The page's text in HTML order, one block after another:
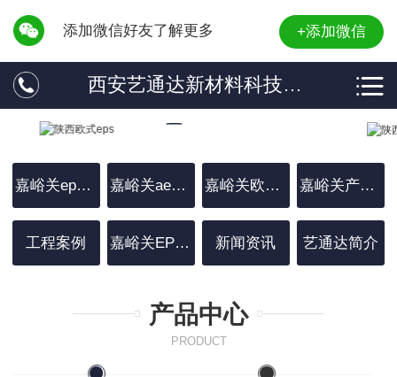
添加微信好友了解更多 +添加微信
西安艺通达新材料科技有限公司
嘉峪关eps装饰线条 嘉峪关aeps装饰线条 嘉峪关欧式EPS 嘉峪关产品中心
工程案例 嘉峪关EPS罗马柱 新闻资讯 艺通达简介
产品中心
PRODUCT